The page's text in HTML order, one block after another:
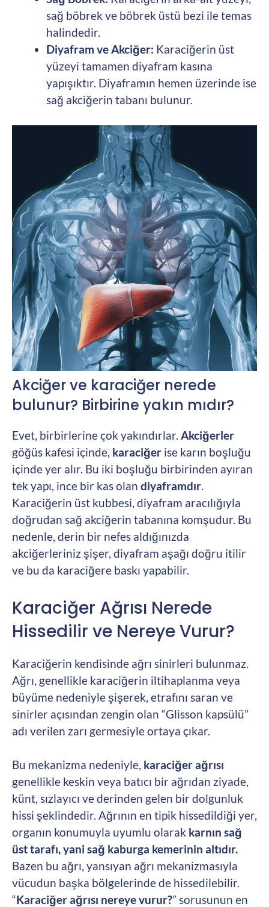
sağ böbrek ve böbrek üstü bezi ile temas
halindedir.
Diyafram ve Akciğer: Karaciğerin üst
yüzeyi tamamen diyafram kasına
yapışıktır. Diyaframın hemen üzerinde ise
sağ akciğerin tabanı bulunur.
Akciğer ve karaciğer nerede
bulunur? Birbirine yakın mıdır?
Evet, birbirlerine çok yakındırlar. Akciğerler
göğüs kafesi içinde, karaciğer ise karın boşluğu
içinde yer alır. Bu iki boşluğu birbirinden ayıran
tek yapı, ince bir kas olan diyaframdır.
Karaciğerin üst kubbesi, diyafram aracılığıyla
doğrudan sağ akciğerin tabanına komşudur. Bu
nedenle, derin bir nefes aldığınızda
akciğerleriniz şişer, diyafram aşağı doğru itilir
ve bu da karaciğere baskı yapabilir.
Karaciğer Ağrısı Nerede
Hissedilir ve Nereye Vurur?
Karaciğerin kendisinde ağrı sinirleri bulunmaz.
Ağrı, genellikle karaciğerin iltihaplanma veya
büyüme nedeniyle şişerek, etrafını saran ve
sinirler açısından zengin olan “Glisson kapsülü”
adı verilen zarı germesiyle ortaya çıkar.
Bu mekanizma nedeniyle, karaciğer ağrısı
genellikle keskin veya batıcı bir ağrıdan ziyade,
künt, sızlayıcı ve derinden gelen bir dolgunluk
hissi şeklindedir. Ağrının en tipik hissedildiği yer,
organın konumuyla uyumlu olarak karnın sağ
üst tarafı, yani sağ kaburga kemerinin altıdır.
Bazen bu ağrı, yansıyan ağrı mekanizmasıyla
vücudun başka bölgelerinde de hissedilebilir.
“Karaciğer ağrısı nereye vurur?” sorusunun en